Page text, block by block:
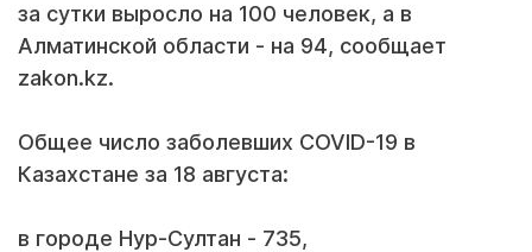
за сутки выросло на 100 человек, а в
Алматинской области - на 94, сообщает
zakon.kz.
Общее число заболевших COVID-19 в
Казахстане за 18 августа:
в городе Нур-Султан - 735,